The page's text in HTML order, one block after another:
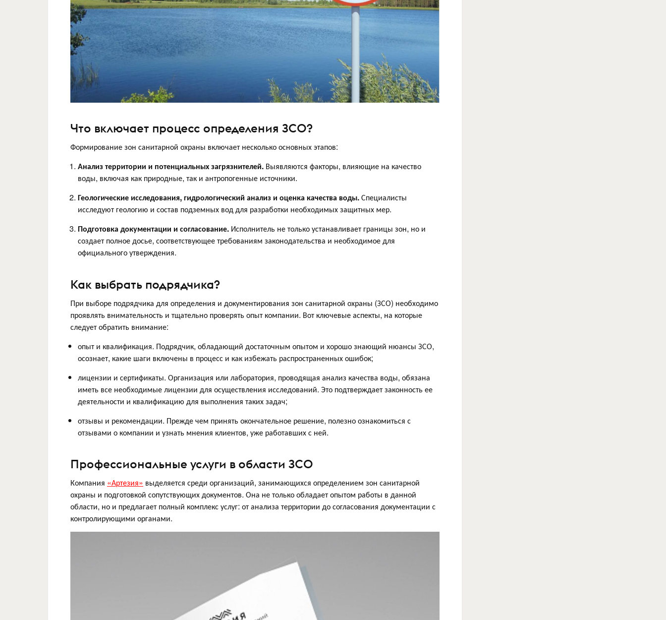
Что включает процесс определения ЗСО?
Формирование зон санитарной охраны включает несколько основных этапов:
Анализ территории и потенциальных загрязнителей. Выявляются факторы, влияющие на качество
воды, включая как природные, так и антропогенные источники.
Геологические исследования, гидрологический анализ и оценка качества воды.Специалисты
исследуют геологию и состав подземных вод для разработки необходимых защитных мер.
Подготовка документации и согласование. Исполнитель не только устанавливает границы зон, но и
создает полное досье, соответствующее требованиям законодательства и необходимое для
официального утверждения.
Как выбрать подрядчика?
При выборе подрядчика для определения и документирования зон санитарной охраны (ЗСО) необходимо
проявлять внимательность и тщательно проверять опыт компании. Вот ключевые аспекты, на которые
следует обратить внимание:
опыт и квалификация. Подрядчик, обладающий достаточным опытом и хорошо знающий нюансы ЗСО,
осознает, какие шаги включены в процесс и как избежать распространенных ошибок;
лицензии и сертификаты. Организация или лаборатория, проводящая анализ качества воды, обязана
иметь все необходимые лицензии для осуществления исследований. Это подтверждает законность ее
деятельности и квалификацию для выполнения таких задач;
отзывы и рекомендации. Прежде чем принять окончательное решение, полезно ознакомиться с
отзывами о компании и узнать мнения клиентов, уже работавших с ней.
Профессиональные услуги в области ЗСО
Компания «Артезия» выделяется среди организаций, занимающихся определением зон санитарной
охраны и подготовкой сопутствующих документов. Она не только обладает опытом работы в данной
области, но и предлагает полный комплекс услуг: от анализа территории до согласования документации с
контролирующими органами.